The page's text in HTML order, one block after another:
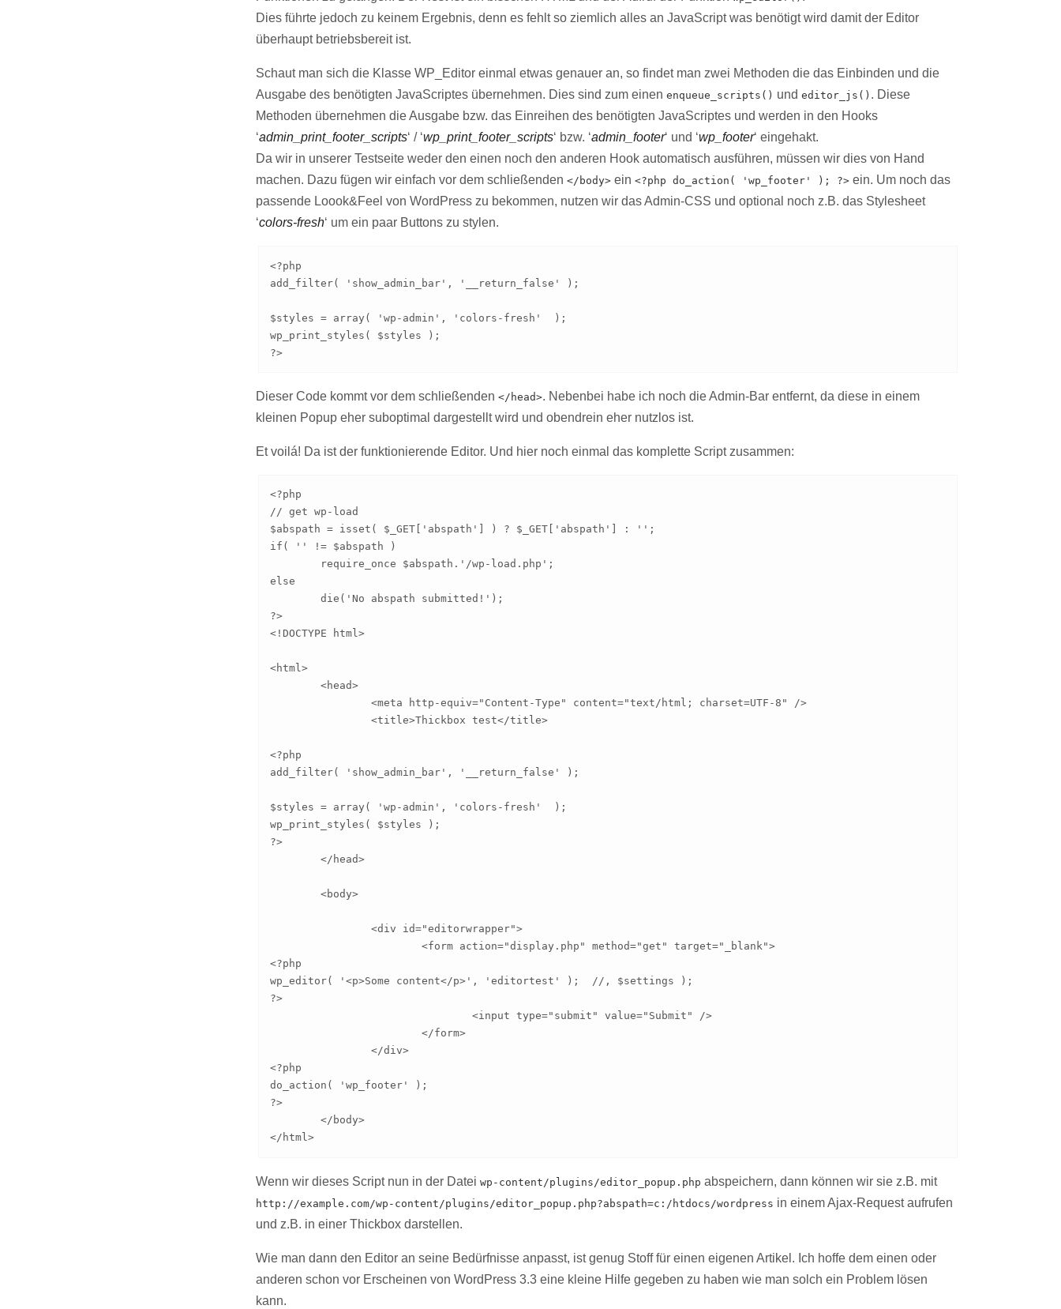
Dies führte jedoch zu keinem Ergebnis, denn es fehlt so ziemlich alles an JavaScript was benötigt wird damit der Editor
überhaupt betriebsbereit ist.
Schaut man sich die Klasse WP_Editor einmal etwas genauer an, so findet man zwei Methoden die das Einbinden und die
Ausgabe des benötigten JavaScriptes übernehmen. Dies sind zum einen enqueue_scripts() und editor_js() . Diese
Methoden übernehmen die Ausgabe bzw. das Einreihen des benötigten JavaScriptes und werden in den Hooks
‘admin_print_footer_scripts‘ / ‘wp_print_footer_scripts‘ bzw. ‘admin_footer‘ und ‘wp_footer‘ eingehakt.
Da wir in unserer Testseite weder den einen noch den anderen Hook automatisch ausführen, müssen wir dies von Hand
machen. Dazu fügen wir einfach vor dem schließenden </body>ein <?php do_action( 'wp_footer' ); ?>ein. Um noch das
passende Loook&Feel von WordPress zu bekommen, nutzen wir das Admin-CSS und optional noch z.B. das Stylesheet
‘colors-fresh‘ um ein paar Buttons zu stylen.
<?php
add_filter( 'show_admin_bar', '__return_false' );
$styles = array( 'wp-admin', 'colors-fresh'  );
wp_print_styles( $styles );
?>
Dieser Code kommt vor dem schließenden </head>. Nebenbei habe ich noch die Admin-Bar entfernt, da diese in einem
kleinen Popup eher suboptimal dargestellt wird und obendrein eher nutzlos ist.
Et voilá! Da ist der funktionierende Editor. Und hier noch einmal das komplette Script zusammen:
<?php
// get wp-load
$abspath = isset( $_GET['abspath'] ) ? $_GET['abspath'] : '';
if( '' != $abspath )
else
?>
<!DOCTYPE html>
<html>
<?php
add_filter( 'show_admin_bar', '__return_false' );
$styles = array( 'wp-admin', 'colors-fresh'  );
wp_print_styles( $styles );
?>
<?php
wp_editor( '<p>Some content</p>', 'editortest' );  //, $settings );
?>
<?php
do_action( 'wp_footer' );
?>
</html>
Wenn wir dieses Script nun in der Datei wp-content/plugins/editor_popup.php abspeichern, dann können wir sie z.B. mit
http://example.com/wp-content/plugins/editor_popup.php?abspath=c:/htdocs/wordpress in einem Ajax-Request aufrufen
und z.B. in einer Thickbox darstellen.
Wie man dann den Editor an seine Bedürfnisse anpasst, ist genug Stoff für einen eigenen Artikel. Ich hoffe dem einen oder
anderen schon vor Erscheinen von WordPress 3.3 eine kleine Hilfe gegeben zu haben wie man solch ein Problem lösen
kann.